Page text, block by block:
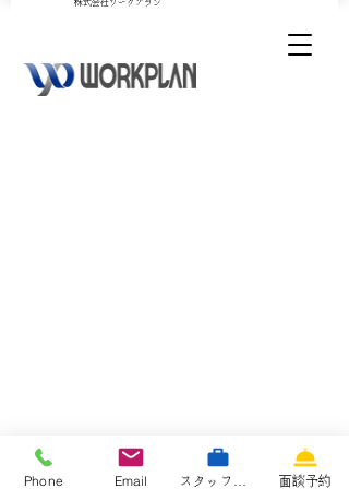
​株式会社ワークプラン
Phone Email 面談予約